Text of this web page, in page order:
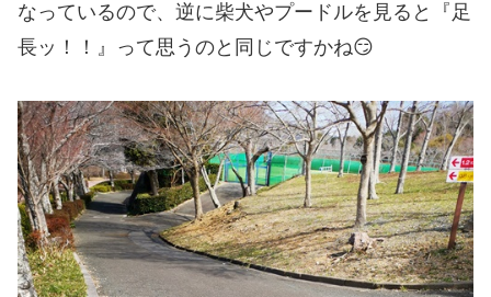
なっているので、逆に柴犬やプードルを見ると『足
長ッ！！』って思うのと同じですかね😏